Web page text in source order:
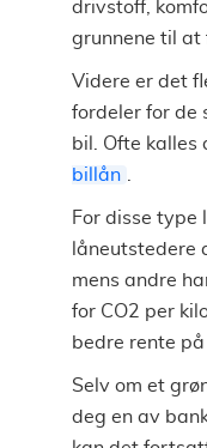
drivstoff,
grunnene til at
Videre er det
fordeler for de
bil. Ofte kalles
billån
For disse type
låneutstedere
mens andre
for CO2 per
bedre rente
Selv om et
deg en av